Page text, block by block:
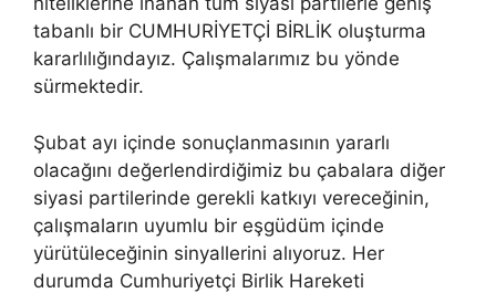
tabanlı bir CUMHURİYETÇİ BİRLİK oluşturma
kararlılığındayız. Çalışmalarımız bu yönde
sürmektedir.
Şubat ayı içinde sonuçlanmasının yararlı
olacağını değerlendirdiğimiz bu çabalara diğer
siyasi partilerinde gerekli katkıyı vereceğinin,
çalışmaların uyumlu bir eşgüdüm içinde
yürütüleceğinin sinyallerini alıyoruz. Her
durumda Cumhuriyetçi Birlik Hareketi